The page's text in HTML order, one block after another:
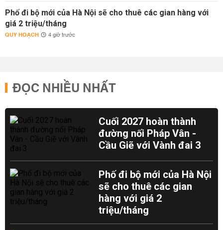
Phố đi bộ mới của Hà Nội sẽ cho thuê các gian hàng với
giá 2 triệu/tháng
QUY HOẠCH 4 giờ trước
ĐỌC NHIỀU NHẤT
Cuối 2027 hoàn thành
đường nối Pháp Vân -
Cầu Giẽ với Vành đai 3
Phố đi bộ mới của Hà Nội
sẽ cho thuê các gian
hàng với giá 2
triệu/tháng